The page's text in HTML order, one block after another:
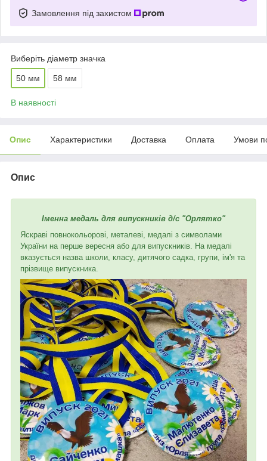
Замовлення під захистом
Виберіть діаметр значка
50 мм 58 мм
В наявності
Опис Характеристики Доставка Оплата Умови
Опис
Іменна медаль для випускників д/с "Орлятко"
Яскраві повнокольорові, металеві, медалі з символами
України на перше вересня або для випускників. На медалі
вказується назва школи, класу, дитячого садка, групи, ім'я та
прізвище випускника.